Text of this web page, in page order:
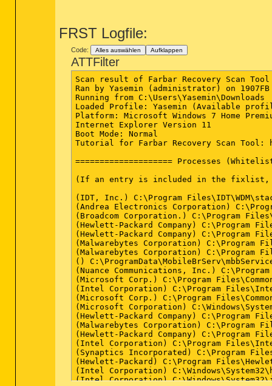
ESETSmartInstaller@High as downloader
all ok
FRST Logfile:
Code: Alles auswählen Aufklappen
ATTFilter
Scan result of Farbar Recovery Scan
Ran by Yasemin (administrator) on
Running from C:\Users\Yasemin\Downloads
Loaded Profile: Yasemin (Available
Platform: Microsoft Windows 7 Home
Internet Explorer Version 11
Boot Mode: Normal
Tutorial for Farbar Recovery Scan Tool:
==================== Processes
(If an entry is included in the fixlist,
(IDT, Inc.) C:\Program
(Andrea Electronics Corporation)
(Broadcom Corporation.) C:\Program
(Hewlett-Packard Company) C:\Program
(Hewlett-Packard Company) C:\Program
(Malwarebytes Corporation) C:\Program
(Malwarebytes Corporation) C:\Program
()
(Nuance Communications, Inc.)
(Microsoft Corp.) C:\Program
(Intel Corporation) C:\Program
(Microsoft Corp.) C:\Program
(Microsoft Corporation)
(Hewlett-Packard Company) C:\Program
(Malwarebytes Corporation) C:\Program